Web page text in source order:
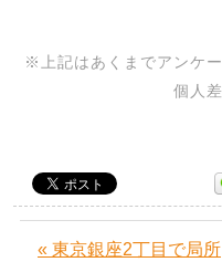
※上記はあくまでアンケ
個人
« 東京銀座2丁目で局所